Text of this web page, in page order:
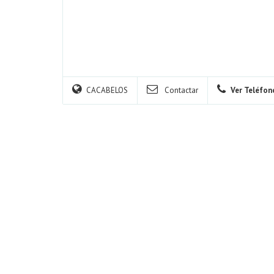
CACABELOS Contactar Ver